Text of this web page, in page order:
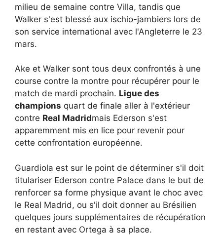
milieu de semaine contre Villa, tandis que
Walker s'est blessé aux ischio-jambiers lors de
son service international avec l'Angleterre le 23
mars.
Ake et Walker sont tous deux confrontés à une
course contre la montre pour récupérer pour le
match de mardi prochain. Ligue des
champions quart de finale aller à l'extérieur
contre Real Madridmais Ederson s'est
apparemment mis en lice pour revenir pour
cette confrontation européenne.
Guardiola est sur le point de déterminer s'il doit
titulariser Ederson contre Palace dans le but de
renforcer sa forme physique avant le choc avec
le Real Madrid, ou s'il doit donner au Brésilien
quelques jours supplémentaires de récupération
en restant avec Ortega à sa place.